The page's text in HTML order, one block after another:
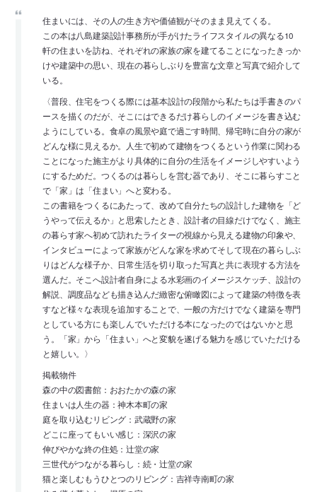
住まいには、その人の生き方や価値観がそのまま見えてくる。
この本は八島建築設計事務所が手がけたライフスタイルの異なる10
軒の住まいを訪ね、それぞれの家族の家を建てることになったきっか
けや建築中の思い、現在の暮らしぶりを豊富な文章と写真で紹介して
いる。
〈普段、住宅をつくる際には基本設計の段階から私たちは手書きのパ
ースを描くのだが、そこにはできるだけ暮らしのイメージを書き込む
ようにしている。食卓の風景や庭で過ごす時間、帰宅時に自分の家が
どんな様に見えるか。人生で初めて建物をつくるという作業に関わる
ことになった施主がより具体的に自分の生活をイメージしやすいよう
にするためだ。つくるのは暮らしを営む器であり、そこに暮らすこと
で「家」は「住まい」へと変わる。
この書籍をつくるにあたって、改めて自分たちの設計した建物を「ど
うやって伝えるか」と思索したとき、設計者の目線だけでなく、施主
の暮らす家へ初めて訪れたライターの視線から見える建物の印象や、
インタビューによって家族がどんな家を求めてそして現在の暮らしぶ
りはどんな様子か、日常生活を切り取った写真と共に表現する方法を
選んだ。そこへ設計者自身による水彩画のイメージスケッチ、設計の
解説、調度品なども描き込んだ緻密な俯瞰図によって建築の特徴を表
すなど様々な表現を追加することで、一般の方だけでなく建築を専門
としている方にも楽しんでいただける本になったのではないかと思
う。「家」から「住まい」へと変貌を遂げる魅力を感じていただける
と嬉しい。〉
掲載物件
森の中の図書館：おおたかの森の家
住まいは人生の器：神木本町の家
庭を取り込むリビング：武蔵野の家
どこに座ってもいい感じ：深沢の家
伸びやかな終の住処：辻堂の家
三世代がつながる暮らし：続・辻堂の家
猫と楽しむもうひとつのリビング：吉祥寺南町の家